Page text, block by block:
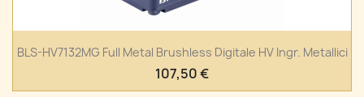
BLS-HV7132MG Full Metal Brushless Digitale HV Ingr. Metallici
107,50 €